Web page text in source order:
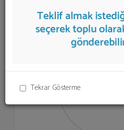
Tekrar Gösterme
aktarabilirsiniz.